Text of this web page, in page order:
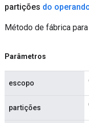
partições do
Método de fábrica
Parâmetros
escopo
partições